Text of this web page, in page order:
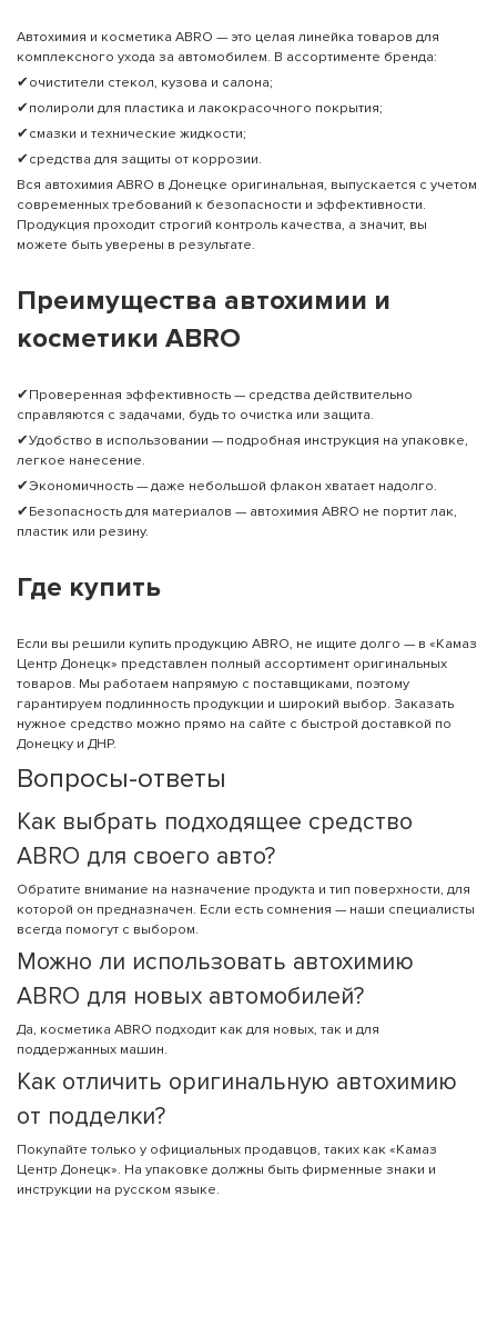
Автохимия и косметика ABRO — это целая линейка товаров для
комплексного ухода за автомобилем. В ассортименте бренда:
✔очистители стекол, кузова и салона;
✔полироли для пластика и лакокрасочного покрытия;
✔смазки и технические жидкости;
✔средства для защиты от коррозии.
Вся автохимия ABRO в Донецке оригинальная, выпускается с учетом
современных требований к безопасности и эффективности.
Продукция проходит строгий контроль качества, а значит, вы
можете быть уверены в результате.
Преимущества автохимии и
косметики ABRO
✔Проверенная эффективность — средства действительно
справляются с задачами, будь то очистка или защита.
✔Удобство в использовании — подробная инструкция на упаковке,
легкое нанесение.
✔Экономичность — даже небольшой флакон хватает надолго.
✔Безопасность для материалов — автохимия ABRO не портит лак,
пластик или резину.
Где купить
Если вы решили купить продукцию ABRO, не ищите долго — в «Камаз
Центр Донецк» представлен полный ассортимент оригинальных
товаров. Мы работаем напрямую с поставщиками, поэтому
гарантируем подлинность продукции и широкий выбор. Заказать
нужное средство можно прямо на сайте с быстрой доставкой по
Донецку и ДНР.
Вопросы-ответы
Как выбрать подходящее средство
ABRO для своего авто?
Обратите внимание на назначение продукта и тип поверхности, для
которой он предназначен. Если есть сомнения — наши специалисты
всегда помогут с выбором.
Можно ли использовать автохимию
ABRO для новых автомобилей?
Да, косметика ABRO подходит как для новых, так и для
поддержанных машин.
Как отличить оригинальную автохимию
от подделки?
Покупайте только у официальных продавцов, таких как «Камаз
Центр Донецк». На упаковке должны быть фирменные знаки и
инструкции на русском языке.